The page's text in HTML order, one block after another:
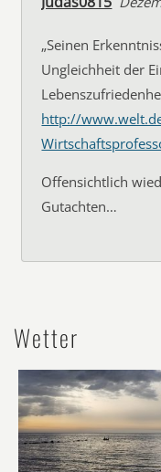
„Seinen
Ungleichheit der
http://
Offensichtlich
Gutachten…
Wetter